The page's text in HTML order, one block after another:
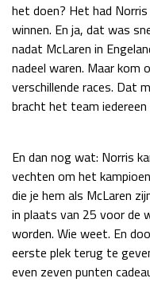
het doen? Het had
winnen. En ja, dat was
nadat McLaren in
nadeel waren. Maar kom
verschillende races. Dat
bracht het team iedereen
En dan nog wat: Norris
vechten om het
die je hem als McLaren
in plaats van 25 voor de
worden. Wie weet. En
eerste plek terug te
even zeven punten